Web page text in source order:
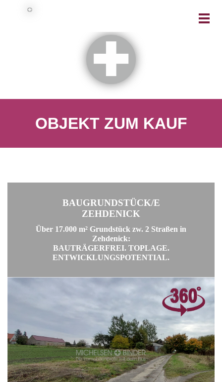
OBJEKT ZUM KAUF
BAUGRUNDSTÜCK/E
ZEHDENICK
Über 17.000 m² Grundstück zw. 2 Straßen in
Zehdenick:
BAUTRÄGERFREI. TOPLAGE.
ENTWICKLUNGSPOTENTIAL.